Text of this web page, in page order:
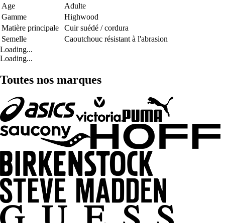
Age
Adulte
Gamme
Highwood
Matière principale
Cuir suédé / cordura
Semelle
Caoutchouc résistant à l'abrasion
Loading...
Loading...
Toutes nos marques